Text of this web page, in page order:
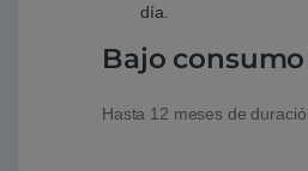
día.
Bajo
Hasta 12 meses de